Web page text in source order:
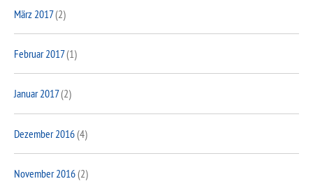
März 2017(2)
Februar 2017(1)
Januar 2017(2)
Dezember 2016(4)
November 2016(2)